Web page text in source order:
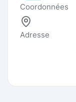
Coordonnées
Adresse